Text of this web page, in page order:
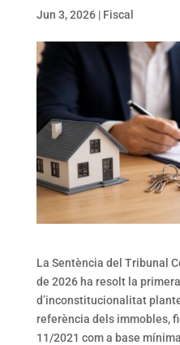
Jun 3, 2026| Fiscal
La Sentència del Tribunal
de 2026 ha resolt la
d’inconstitucionalitat
referència dels immobles,
11/2021 com a base